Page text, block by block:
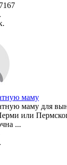
маму
маму для
или
...